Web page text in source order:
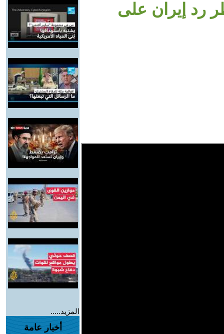
رد إيران على
المزيد.....
أخبار عامة